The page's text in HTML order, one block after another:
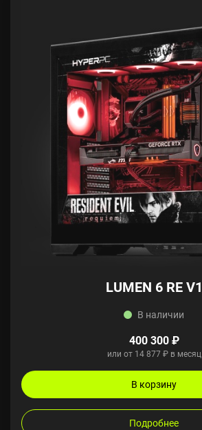
LUMEN 6 RE V1
В наличии
400 300 ₽
или от 14 877 ₽ в месяц
В корзину
Подробнее